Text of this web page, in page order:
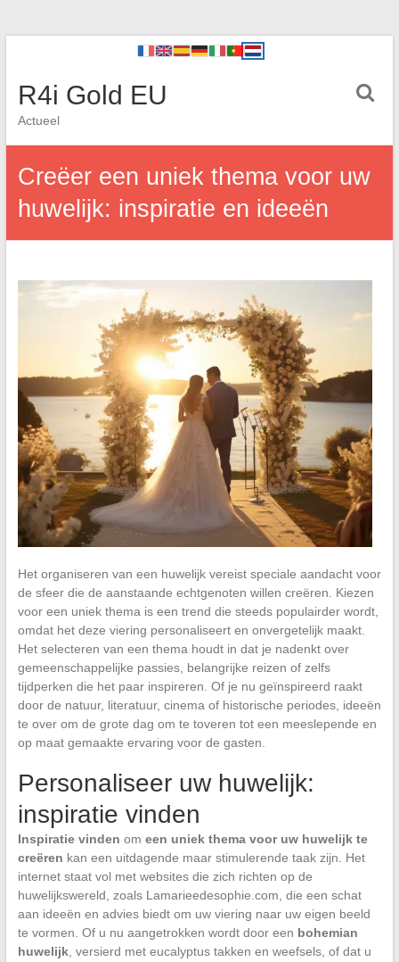
R4i Gold EU
Actueel
Creëer een uniek thema voor uw
huwelijk: inspiratie en ideeën
Het organiseren van een huwelijk vereist speciale aandacht voor
de sfeer die de aanstaande echtgenoten willen creëren. Kiezen
voor een uniek thema is een trend die steeds populairder wordt,
omdat het deze viering personaliseert en onvergetelijk maakt.
Het selecteren van een thema houdt in dat je nadenkt over
gemeenschappelijke passies, belangrijke reizen of zelfs
tijdperken die het paar inspireren. Of je nu geïnspireerd raakt
door de natuur, literatuur, cinema of historische periodes, ideeën
te over om de grote dag om te toveren tot een meeslepende en
op maat gemaakte ervaring voor de gasten.
Personaliseer uw huwelijk:
inspiratie vinden
Inspiratie vinden om een uniek thema voor uw huwelijk te
creëren kan een uitdagende maar stimulerende taak zijn. Het
internet staat vol met websites die zich richten op de
huwelijkswereld, zoals Lamarieedesophie.com, die een schat
aan ideeën en advies biedt om uw viering naar uw eigen beeld
te vormen. Of u nu aangetrokken wordt door een bohemian
huwelijk, versierd met eucalyptus takken en weefsels, of dat u